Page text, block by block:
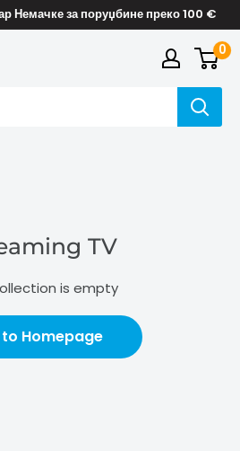
Немачке за поруџбине преко 100 €
0
TV
is empty
to Homepage